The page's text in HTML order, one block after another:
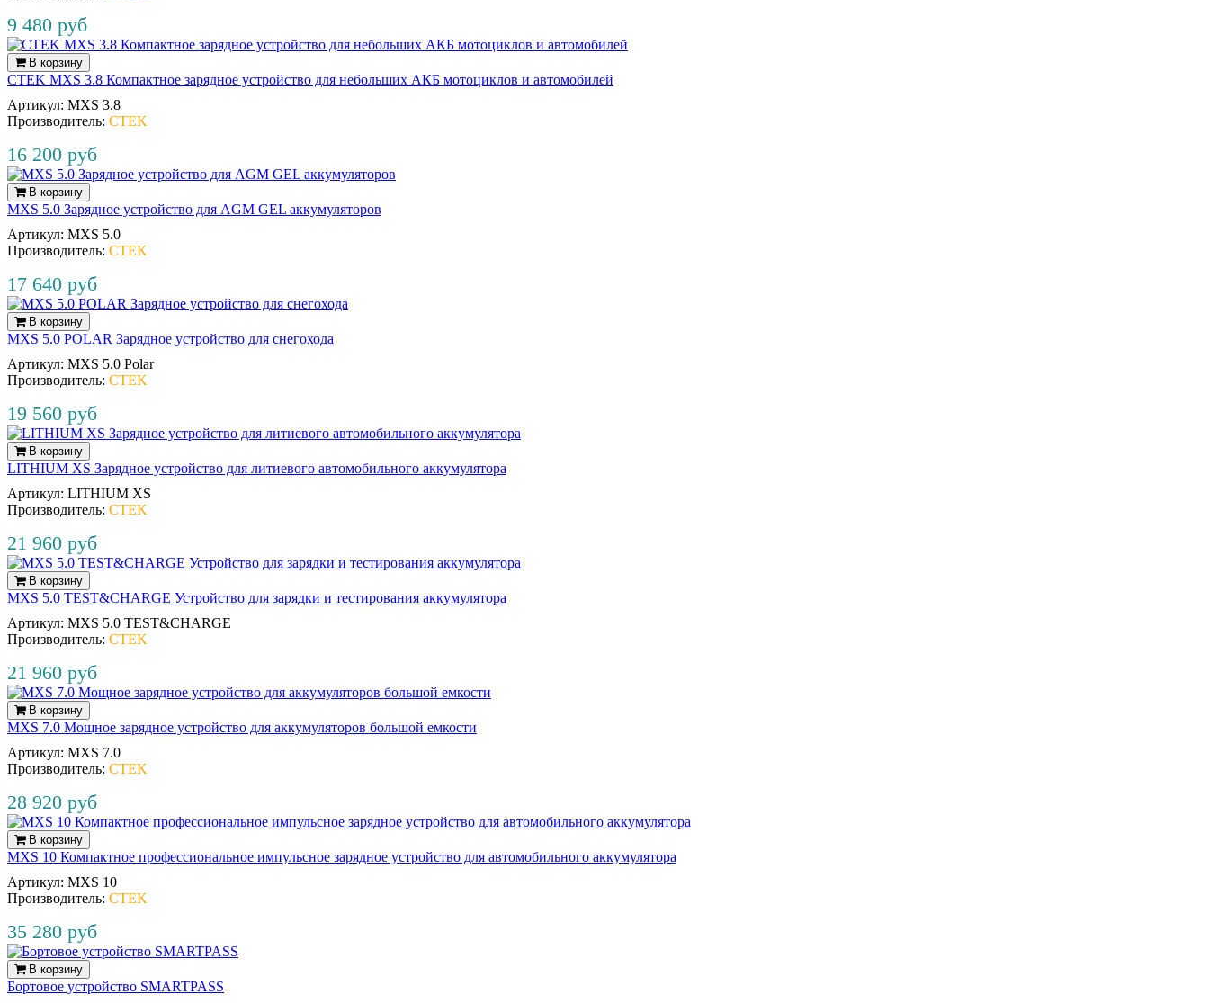
9 480 руб
В корзину
CTEK MXS 3.8 Компактное зарядное устройство для небольших АКБ мотоциклов и автомобилей
Артикул: MXS 3.8
Производитель: CTEK
16 200 руб
В корзину
MXS 5.0 Зарядное устройство для AGM GEL аккумуляторов
Артикул: MXS 5.0
Производитель: CTEK
17 640 руб
В корзину
MXS 5.0 POLAR Зарядное устройство для снегохода
Артикул: MXS 5.0 Polar
Производитель: CTEK
19 560 руб
В корзину
LITHIUM XS Зарядное устройство для литиевого автомобильного аккумулятора
Артикул: LITHIUM XS
Производитель: CTEK
21 960 руб
В корзину
MXS 5.0 TEST&CHARGE Устройство для зарядки и тестирования аккумулятора
Артикул: MXS 5.0 TEST&CHARGE
Производитель: CTEK
21 960 руб
В корзину
MXS 7.0 Мощное зарядное устройство для аккумуляторов большой емкости
Артикул: MXS 7.0
Производитель: CTEK
28 920 руб
В корзину
MXS 10 Компактное профессиональное импульсное зарядное устройство для автомобильного аккумулятора
Артикул: MXS 10
Производитель: CTEK
35 280 руб
В корзину
Бортовое устройство SMARTPASS